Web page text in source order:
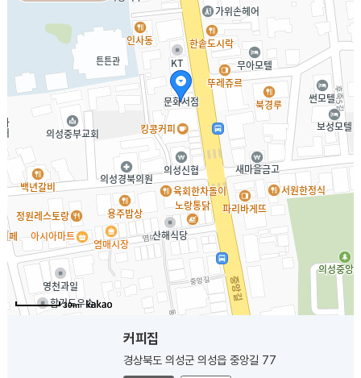
30m
커피집
경상북도 의성군 의성읍 중앙길 77